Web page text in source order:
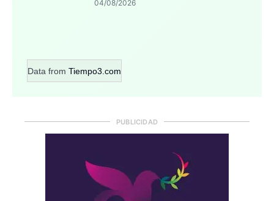
04/08/2026
Data from Tiempo3.com
PUBLICIDAD